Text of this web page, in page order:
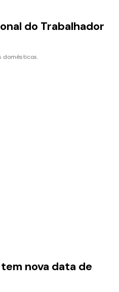
do Trabalhador
domésticos.
nova data de